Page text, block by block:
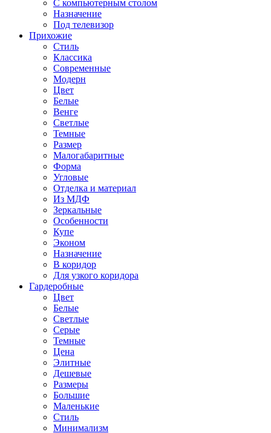
С компьютерным столом
Назначение
Под телевизор
Прихожие
Стиль
Классика
Современные
Модерн
Цвет
Белые
Венге
Светлые
Темные
Размер
Малогабаритные
Форма
Угловые
Отделка и материал
Из МДФ
Зеркальные
Особенности
Купе
Эконом
Назначение
В коридор
Для узкого коридора
Гардеробные
Цвет
Белые
Светлые
Серые
Темные
Цена
Элитные
Дешевые
Размеры
Большие
Маленькие
Стиль
Минимализм